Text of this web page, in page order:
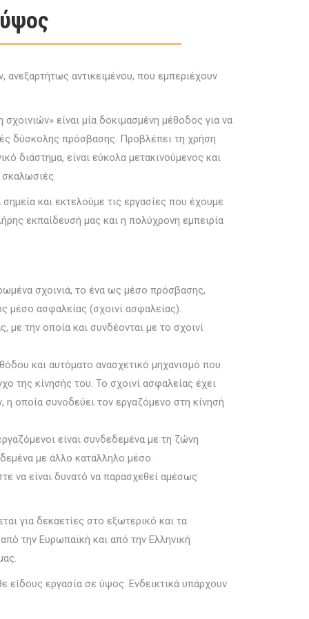
αντικειμένου, που εμπεριέχουν
είναι μία δοκιμασμένη μέθοδος για να
δύσκολης πρόσβασης. Προβλέπει τη χρήση
διάστημα, είναι εύκολα μετακινούμενος και
και εκτελούμε τις εργασίες που έχουμε
εκπαίδευσή μας και η πολύχρονη εμπειρία
σχοινιά, το ένα ως μέσο πρόσβασης,
μέσο ασφαλείας (σχοινί ασφαλείας).
με την οποία και συνδέονται με το σχοινί
και αυτόματο ανασχετικό μηχανισμό που
της κίνησής του. Το σχοινί ασφαλείας έχει
οποία συνοδεύει τον εργαζόμενο στη κίνησή
είναι συνδεδεμένα με τη ζώνη
με άλλο κατάλληλο μέσο.
να είναι δυνατό να παρασχεθεί αμέσως
για δεκαετίες στο εξωτερικό και τα
την Ευρωπαϊκή και από την Ελληνική
είδους εργασία σε ύψος. Ενδεικτικά υπάρχουν